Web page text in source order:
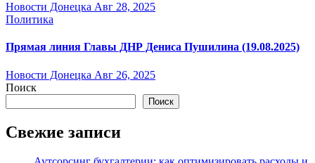
Новости Донецка Авг 28, 2025
Политика
Прямая линия Главы ДНР Дениса Пушилина (19.08.2025)
Новости Донецка Авг 26, 2025
Поиск
Поиск
Свежие записи